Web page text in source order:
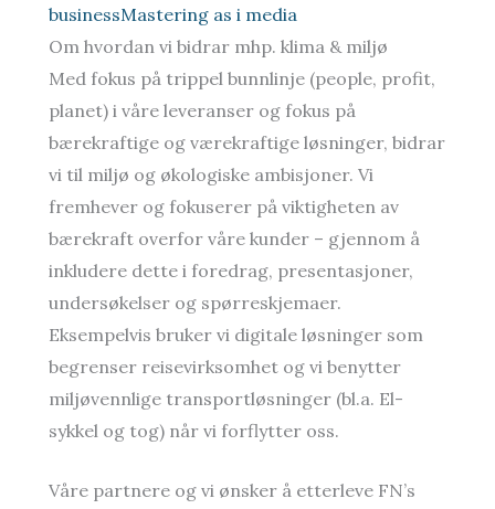
businessMastering as i media
Om hvordan vi bidrar mhp. klima & miljø
Med fokus på trippel bunnlinje (people, profit,
planet) i våre leveranser og fokus på
bærekraftige og værekraftige løsninger, bidrar
vi til miljø og økologiske ambisjoner. Vi
fremhever og fokuserer på viktigheten av
bærekraft overfor våre kunder – gjennom å
inkludere dette i foredrag, presentasjoner,
undersøkelser og spørreskjemaer.
Eksempelvis bruker vi digitale løsninger som
begrenser reisevirksomhet og vi benytter
miljøvennlige transportløsninger (bl.a. El-
sykkel og tog) når vi forflytter oss.
Våre partnere og vi ønsker å etterleve FN’s